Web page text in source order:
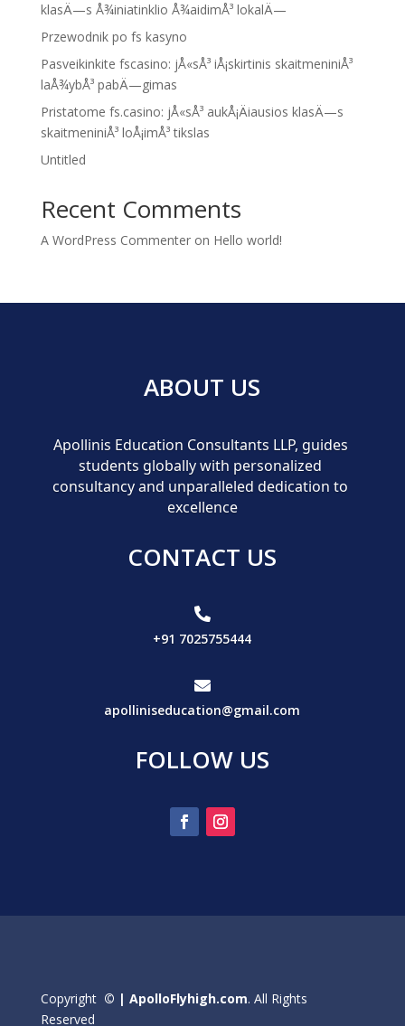
klasÄ—s Å¾iniatinklio Å¾aidimÅ³ lokalÄ—
Przewodnik po fs kasyno
Pasveikinkite fscasino: jÅ«sÅ³ iÅ¡skirtinis skaitmeniniÅ³
laÅ¾ybÅ³ pabÄ—gimas
Pristatome fs.casino: jÅ«sÅ³ aukÅ¡Äiausios klasÄ—s
skaitmeniniÅ³ loÅ¡imÅ³ tikslas
Untitled
Recent Comments
A WordPress Commenteron Hello world!
ABOUT US
Apollinis Education Consultants LLP, guides
students globally with personalized
consultancy and unparalleled dedication to
excellence
CONTACT US

+91 7025755444

apolliniseducation@gmail.com
FOLLOW US
Copyright © | ApolloFlyhigh.com. All Rights
Reserved